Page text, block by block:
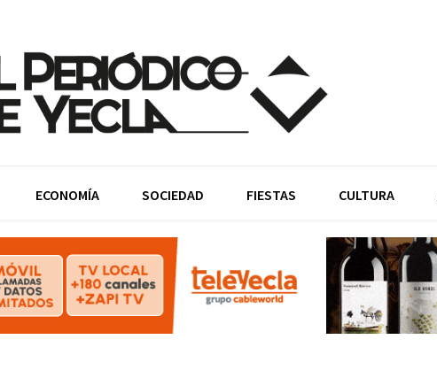
ECONOMÍA SOCIEDAD FIESTAS CULTURA